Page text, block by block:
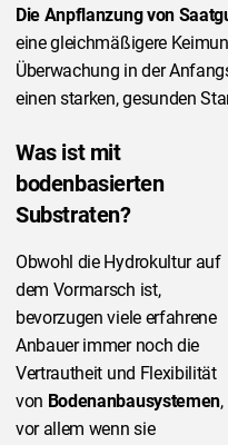
Die Anpflanzung von
eine gleichmäßigere
Überwachung in der
einen starken, gesunden
Was ist mit
bodenbasierten
Substraten?
Obwohl die Hydrokultur auf
dem Vormarsch ist,
bevorzugen viele erfahrene
Anbauer immer noch die
Vertrautheit und Flexibilität
von Bodenanbausystemen,
vor allem wenn sie